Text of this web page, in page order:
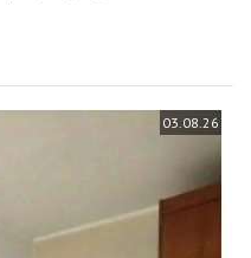
03.08.26